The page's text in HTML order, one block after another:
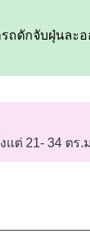
ถดักจับฝุ่นละ
ต่ 21- 34 ตร.ม